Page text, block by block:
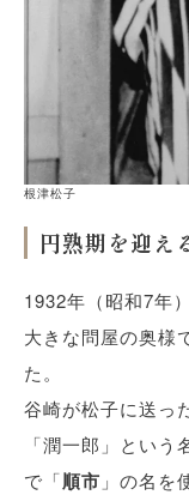
根津松子
円熟期を迎え
1932年（昭和7年）
大きな問屋の奥様
た。
谷崎が松子に送っ
「潤一郎」とい
で「順市 」の名を